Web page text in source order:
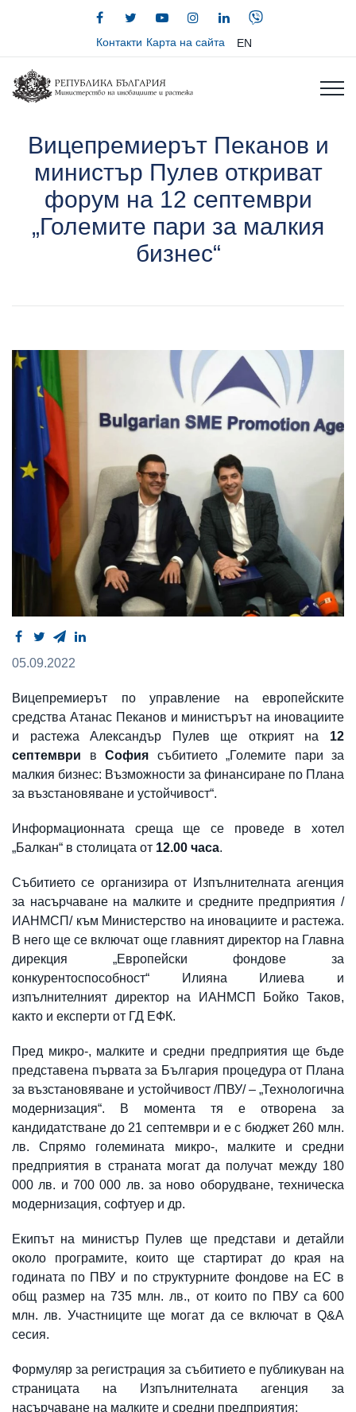
Контакти Карта на сайта EN
Вицепремиерът Пеканов и
министър Пулев откриват
форум на 12 септември
„Големите пари за малкия
бизнес“
05.09.2022
Вицепремиерът по управление на европейските
средства Атанас Пеканов и министърът на иновациите
и растежа Александър Пулев ще открият на 12
септември в София събитието „Големите пари за
малкия бизнес: Възможности за финансиране по Плана
за възстановяване и устойчивост“.
Информационната среща ще се проведе в хотел
„Балкан“ в столицата от 12.00 часа.
Събитието се организира от Изпълнителната агенция
за насърчаване на малките и средните предприятия /
ИАНМСП/ към Министерство на иновациите и растежа.
В него ще се включат още главният директор на Главна
дирекция „Европейски фондове за
конкурентоспособност“ Илияна Илиева и
изпълнителният директор на ИАНМСП Бойко Таков,
както и експерти от ГД ЕФК.
Пред микро-, малките и средни предприятия ще бъде
представена първата за България процедура от Плана
за възстановяване и устойчивост /ПВУ/ – „Технологична
модернизация“. В момента тя е отворена за
кандидатстване до 21 септември и е с бюджет 260 млн.
лв. Спрямо големината микро-, малките и средни
предприятия в страната могат да получат между 180
000 лв. и 700 000 лв. за ново оборудване, техническа
модернизация, софтуер и др.
Екипът на министър Пулев ще представи и детайли
около програмите, които ще стартират до края на
годината по ПВУ и по структурните фондове на ЕС в
общ размер на 735 млн. лв., от които по ПВУ са 600
млн. лв. Участниците ще могат да се включат в Q&A
сесия.
Формуляр за регистрация за събитието е публикуван на
страницата на Изпълнителната агенция за
насърчаване на малките и средни предприятия: